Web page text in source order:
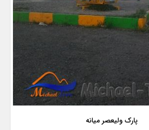
پارک ولیعصر میانه